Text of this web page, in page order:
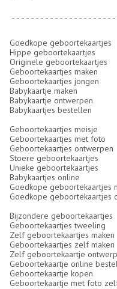
Goedkope geboortekaartjes
Hippe geboortekaartjes
Originele geboortekaartjes
Geboortekaartjes maken
Geboortekaartjes jongen
Babykaartje maken
Babykaartje ontwerpen
Babykaartjes bestellen
Geboortekaartjes meisje
Geboortekaartjes met foto
Geboortekaartjes ontwerpen
Stoere geboortekaartjes
Unieke geboortekaartjes
Babykaartjes online
Goedkope geboortekaartjes
Goedkope geboortekaartjes
Bijzondere geboortekaartjes
Geboortekaartjes tweeling
Zelf geboortekaartjes maken
Geboortekaartjes zelf maken
Zelf geboortekaartje
Geboortekaartje online
Geboortekaartje kopen
Geboortekaartje met foto